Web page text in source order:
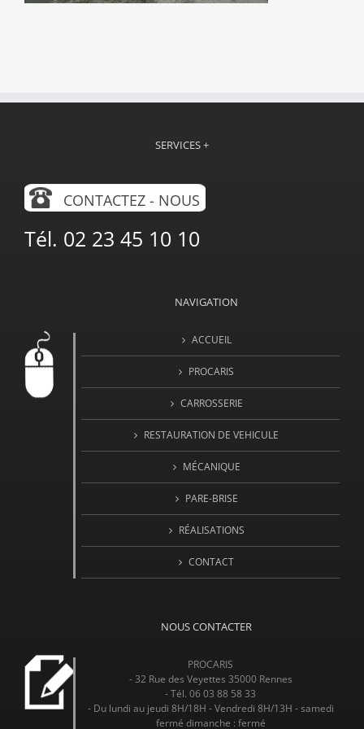
SERVICES +
CONTACTEZ - NOUS
Tél. 02 23 45 10 10
NAVIGATION
ACCUEIL
PROCARIS
CARROSSERIE
RESTAURATION DE VEHICULE
MÉCANIQUE
PARE-BRISE
RÉALISATIONS
CONTACT
NOUS CONTACTER
PROCARIS
- 32 Rue des Veyettes 35000 Rennes
- Tél. 06 03 88 58 33
- Du lundi au jeudi 8H/18H - Vendredi 8H/13H - samedi
fermé dimanche : fermé